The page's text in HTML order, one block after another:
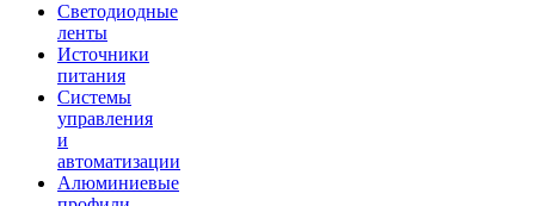
Светодиодные
ленты
Источники
питания
Системы
управления
и
автоматизации
Алюминиевые